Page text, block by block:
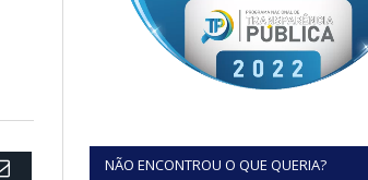
Email NÃO ENCONTROU O QUE QUERIA?